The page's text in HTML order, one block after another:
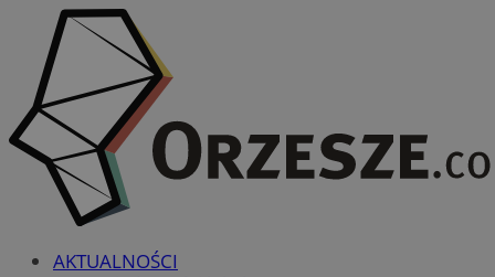
AKTUALNOŚCI